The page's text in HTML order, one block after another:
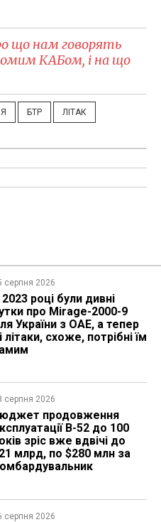
що нам говорять
КАБом, і на що
БТР ЛІТАК
серпня 2026
році були дивні
про Mirage-2000-9
України з ОАЕ, а тепер
літаки, схоже, потрібні їм
серпня 2026
продовження
B-52 до 100
зріс вже вдвічі до
млрд, по $280 млн за
серпня 2026